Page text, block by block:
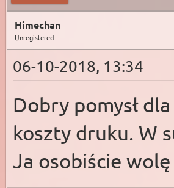
Himechan
Unregistered
06-10-2018, 13:34
Dobry pomysł
koszty druku. W
Ja osobiście